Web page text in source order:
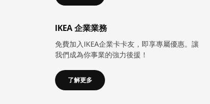
IKEA 企業業務
免費加入IKEA企業卡卡友，即享專屬優惠。讓
我們成為你事業的強力後援！
了解更多